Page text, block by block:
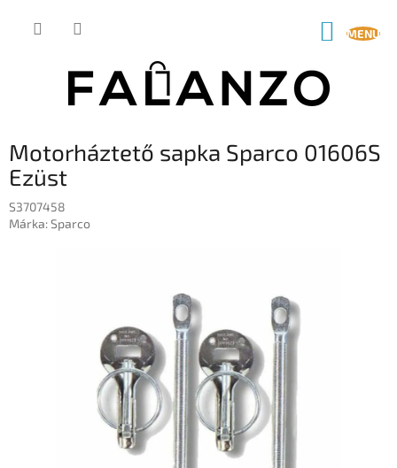
KOSÁR
Motorháztető sapka Sparco 01606S
Ezüst
S3707458
Márka:Sparco